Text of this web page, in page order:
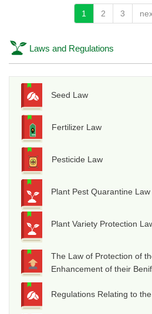
1 2 3
Laws and Regulations
Seed Law
Fertilizer Law
Pesticide Law
Plant Pest Quarantine Law
Plant Variety Protection
The Law of Protection of
Enhancement of their
Regulations Relating to